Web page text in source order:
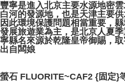
豐寧是進入北京主要水源地密
白河的發源地，也是天津主要
因此環境保護問題相當重要，
發展旅遊業為主，是北京人夏
寧縣名來源於乾隆皇帝御賜，
出自闆娘
螢石 FLUORITE~CAF2 {固定}